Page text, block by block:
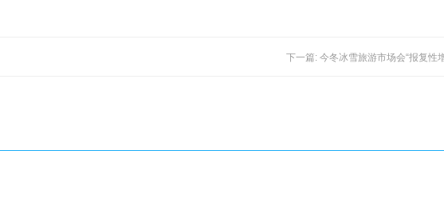
下一篇: 今冬冰雪旅游市场会“报复性